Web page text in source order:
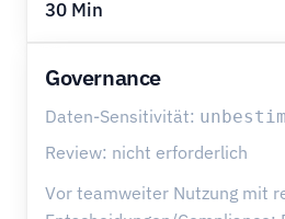
30 Min
Governance
Daten-Sensitivität:
Review: nicht erforderlich
Vor teamweiter Nutzung mit